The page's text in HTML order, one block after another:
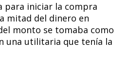
para iniciar la compra
mitad del dinero en
monto se tomaba como
una utilitaria que tenía la